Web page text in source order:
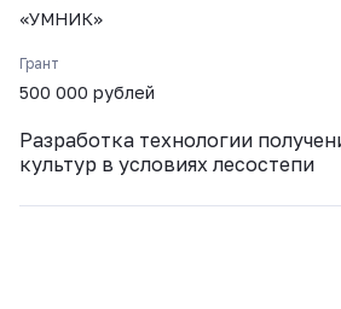
«УМНИК»
Грант
500 000 рублей
Разработка технологии
культур в условиях лесостепи
ПОДПИСЫВАЙТЕСЬ
ВКонтакте